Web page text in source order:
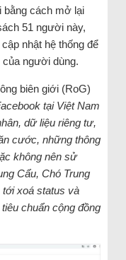
bằng cách mở lại
51 người này,
nhật hệ thống để
người dùng.
biên giới (RoG)
tại Việt Nam
dữ liệu riêng tư,
cước, những thông
không nên sử
Cẩu, Chó Trung
xoá status và
chuẩn cộng đồng